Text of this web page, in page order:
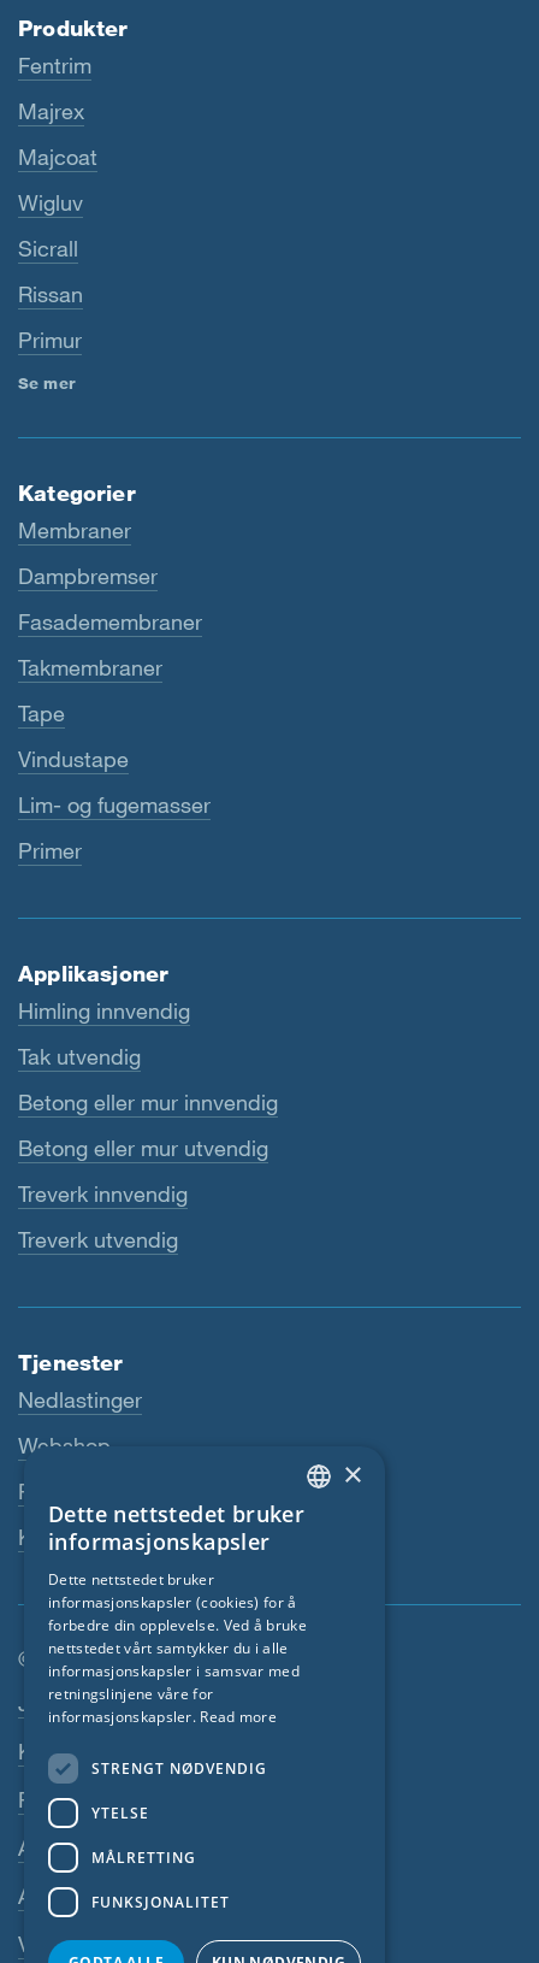
Produkter
Fentrim
Majrex
Majcoat
Wigluv
Sicrall
Rissan
Primur
Se mer
Kategorier
Membraner
Dampbremser
Fasademembraner
Takmembraner
Tape
Vindustape
Lim- og fugemasser
Primer
Applikasjoner
Himling innvendig
Tak utvendig
Betong eller mur innvendig
Betong eller mur utvendig
Treverk innvendig
Treverk utvendig
Tjenester
Nedlastinger
Webshop
Fagforhandler
Kontaktperson
© SIGA 2026
Footer navigasjon
Jobber
Kontakt
Personvernerklæring
Avtrykk
Alminnelige Vilkår
Varslersystem
ENGLISH
FRENCH
×
Dette nettstedet bruker
informasjonskapsler
Dette nettstedet bruker
informasjonskapsler (cookies) for å
forbedre din opplevelse. Ved å bruke
nettstedet vårt samtykker du i alle
informasjonskapsler i samsvar med
retningslinjene våre for
informasjonskapsler. Read more
STRENGT NØDVENDIG
YTELSE
MÅLRETTING
FUNKSJONALITET